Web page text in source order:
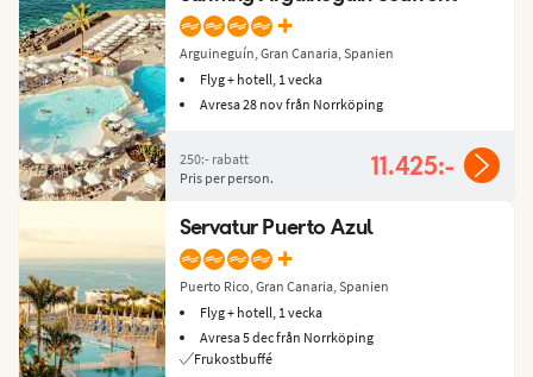
+
Arguineguín, Gran Canaria, Spanien
Flyg + hotell, 1 vecka
Avresa 28 nov från Norrköping
250:- rabatt
Pris per person.
11.425:-
Servatur Puerto Azul
+
Puerto Rico, Gran Canaria, Spanien
Flyg + hotell, 1 vecka
Avresa 5 dec från Norrköping
Frukostbuffé